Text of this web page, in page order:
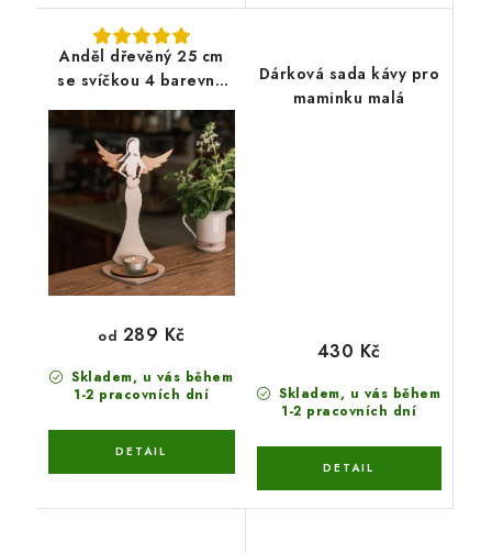
Anděl dřevěný 25 cm
se svíčkou 4 barevné
Skladem, u vás během
1-2 pracovních dní
od 289 Kč
Dárková sada kávy pro
maminku malá
Skladem, u vás během
1-2 pracovních dní
430 Kč